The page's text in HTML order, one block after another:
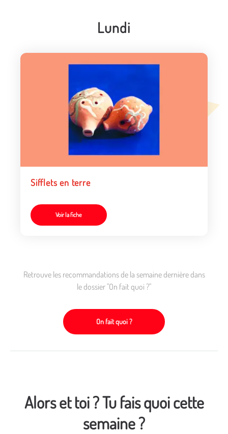
Lundi
Sifflets en terre
Voir la fiche
Retrouve les recommandations de la semaine dernière dans
le dossier "On fait quoi ?"
On fait quoi ?
Alors et toi ? Tu fais quoi cette
semaine ?